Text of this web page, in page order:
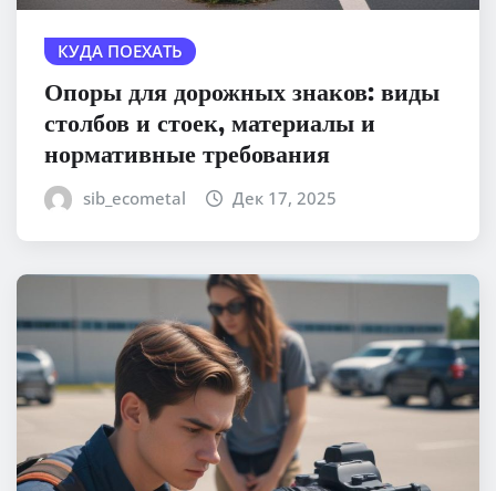
КУДА ПОЕХАТЬ
Опоры для дорожных знаков: виды
столбов и стоек, материалы и
нормативные требования
sib_ecometal Дек 17, 2025